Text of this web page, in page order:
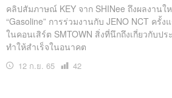
คลิปสัมภาษณ์ KEY จาก SHINee ถึงผลงานใ
“Gasoline” การร่วมงานกับ JENO NCT ครั้
ในคอนเสิร์ต SMTOWN สิ่งที่นึกถึงเกี่ยวกับป
ทำให้สำเร็จในอนาคต
12 ก.ย. 65
เปิด
42